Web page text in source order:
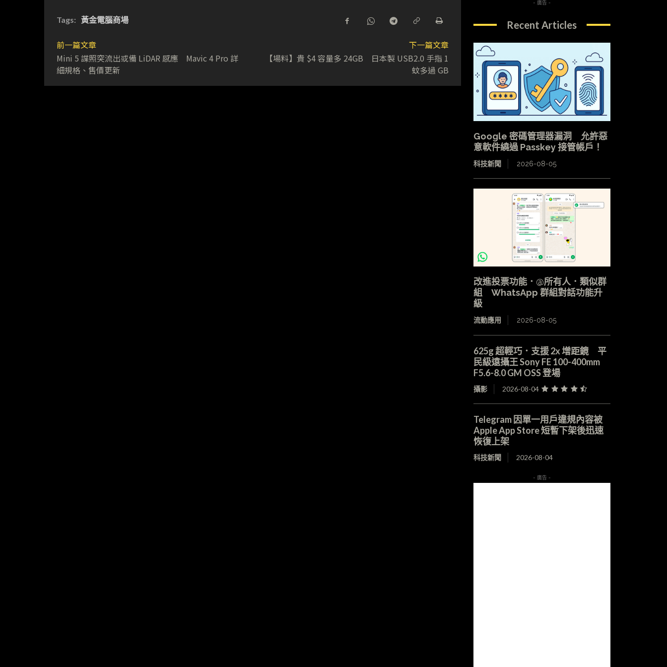
Tags: 黃金電腦商場
前一篇文章
Mini 5 諜照突流出或備 LiDAR 感應 Mavic 4 Pro 詳
細規格、售價更新
下一篇文章
【場料】貴 $4 容量多 24GB 日本製 USB2.0 手指 1
蚊多過 GB
- 廣告 -
Recent Articles
Google 密碼管理器漏洞 允許惡
意軟件繞過 Passkey 接管帳戶！
科技新聞 2026-08-05
改進投票功能．@所有人．類似群
組 WhatsApp 群組對話功能升
級
流動應用 2026-08-05
625g 超輕巧．支援 2x 增距鏡 平
民級遠攝王 Sony FE 100-400mm
F5.6-8.0 GM OSS 登場
攝影 2026-08-04
Telegram 因單一用戶違規內容被
Apple App Store 短暫下架後迅速
恢復上架
科技新聞 2026-08-04
- 廣告 -